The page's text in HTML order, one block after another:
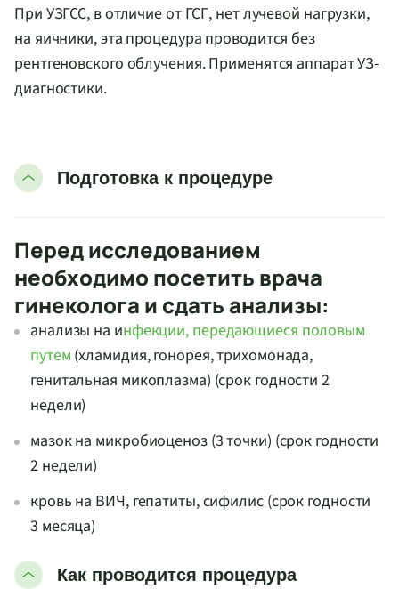
При УЗГСС, в отличие от ГСГ, нет лучевой нагрузки,
на яичники, эта процедура проводится без
рентгеновского облучения. Применятся аппарат УЗ-
диагностики.
Подготовка к процедуре
Перед исследованием
необходимо посетить врача
гинеколога и сдать анализы:
анализы на инфекции, передающиеся половым
путем (хламидия, гонорея, трихомонада,
генитальная микоплазма) (срок годности 2
недели)
мазок на микробиоценоз (3 точки) (срок годности
2 недели)
кровь на ВИЧ, гепатиты, сифилис (срок годности
3 месяца)
Как проводится процедура